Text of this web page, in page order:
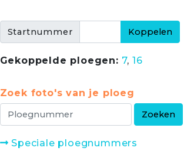
Startnummer
Gekoppelde ploegen: 7, 16
Zoek foto's van je ploeg
Speciale ploegnummers